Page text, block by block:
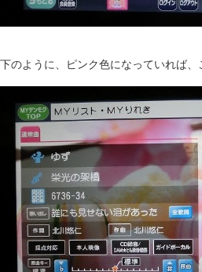
下のように、ピンク色になっていれば、